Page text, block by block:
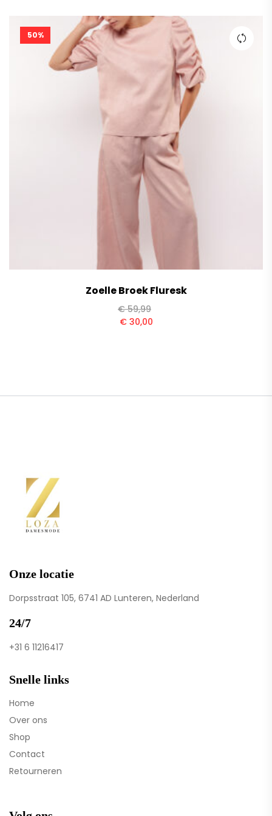
was:
€ 159,00.
is:
€ 80,00.
50%
Zoelle Broek Fluresk
€59,99
€30,00
Onze locatie
Dorpsstraat 105, 6741 AD Lunteren, Nederland
24/7
+31 6 11216417
Snelle links
Home
Over ons
Shop
Contact
Retourneren